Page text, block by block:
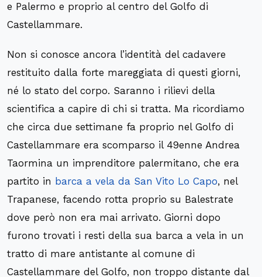
e Palermo e proprio al centro del Golfo di
Castellammare.
Non si conosce ancora l’identità del cadavere
restituito dalla forte mareggiata di questi giorni,
né lo stato del corpo. Saranno i rilievi della
scientifica a capire di chi si tratta. Ma ricordiamo
che circa due settimane fa proprio nel Golfo di
Castellammare era scomparso il 49enne Andrea
Taormina un imprenditore palermitano, che era
partito in barca a vela da San Vito Lo Capo, nel
Trapanese, facendo rotta proprio su Balestrate
dove però non era mai arrivato. Giorni dopo
furono trovati i resti della sua barca a vela in un
tratto di mare antistante al comune di
Castellammare del Golfo, non troppo distante dal